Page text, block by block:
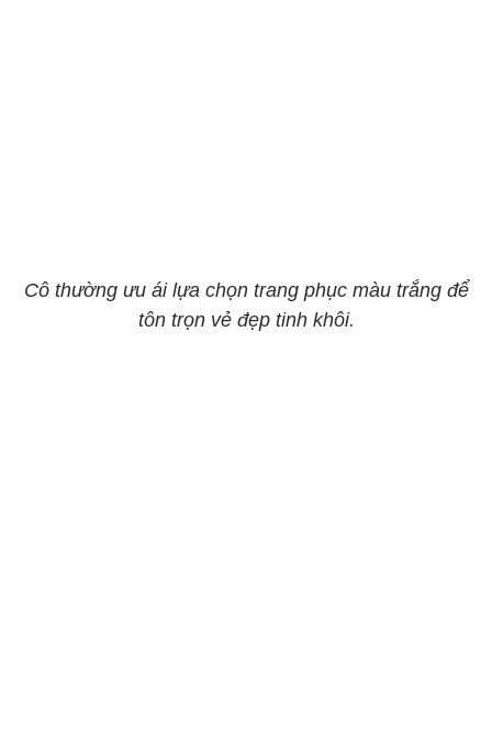
Cô thường ưu ái lựa chọn trang phục màu trắng để
tôn trọn vẻ đẹp tinh khôi.